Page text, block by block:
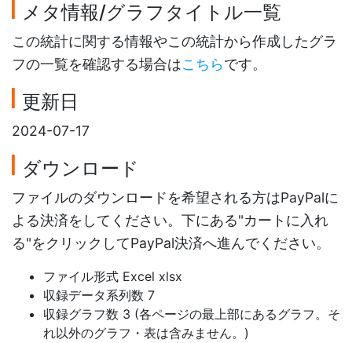
メタ情報/グラフタイトル一覧
この統計に関する情報やこの統計から作成したグラ
フの一覧を確認する場合はこちらです。
更新日
2024-07-17
ダウンロード
ファイルのダウンロードを希望される方はPayPalに
よる決済をしてください。下にある"カートに入れ
る"をクリックしてPayPal決済へ進んでください。
ファイル形式 Excel xlsx
収録データ系列数 7
収録グラフ数 3 (各ページの最上部にあるグラフ。そ
れ以外のグラフ・表は含みません。)